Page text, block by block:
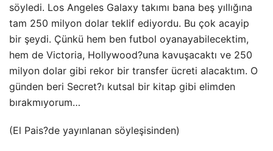
söyledi. Los Angeles Galaxy takımı bana beş yıllığına
tam 250 milyon dolar teklif ediyordu. Bu çok acayip
bir şeydi. Çünkü hem ben futbol oyanayabilecektim,
hem de Victoria, Hollywood?una kavuşacaktı ve 250
milyon dolar gibi rekor bir transfer ücreti alacaktım. O
günden beri Secret?ı kutsal bir kitap gibi elimden
bırakmıyorum…
(El Pais?de yayınlanan söyleşisinden)